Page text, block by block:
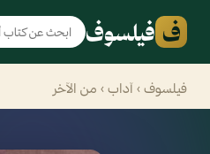
ف فيلسوف
فيلسوف › آداب › من الآخر